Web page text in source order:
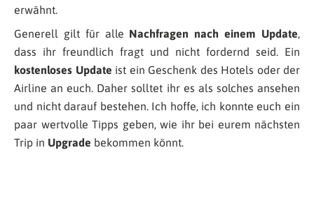
erwähnt.
Generell gilt für alle Nachfragen nach einem Update
dass ihr freundlich fragt und nicht fordernd seid. Ein
kostenloses Update ist ein Geschenk des Hotels oder der
Airline an euch. Daher solltet ihr es als solches ansehen
und nicht darauf bestehen. Ich hoffe, ich konnte euch ein
paar wertvolle Tipps geben, wie ihr bei eurem nächsten
Trip in Upgrade bekommen könnt.